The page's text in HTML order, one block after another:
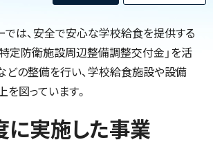
では、安全で安心な学校給食を提供する
特定防衛施設周辺整備調整交付金」を活
どの整備を行い、学校給食施設や設備
図っています。
実施した事業